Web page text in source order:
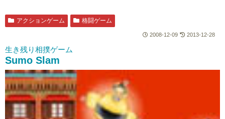
アクションゲーム 格闘ゲーム
2008-12-09 2013-12-28
生き残り相撲ゲーム
Sumo Slam